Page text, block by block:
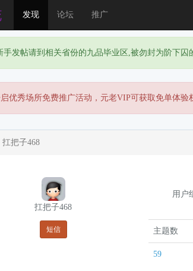
发现 论坛 推广
手发帖请到相关省份的九品毕业区,被勿封为阶下囚
优秀场所免费推广活动，元老VIP可获取免单体验
扛把子468
扛把子468
短信
用户
主题数
59